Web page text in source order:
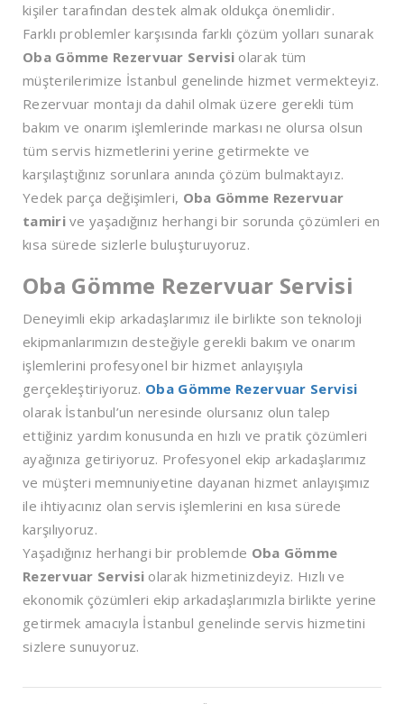
kişiler tarafından destek almak oldukça önemlidir.
Farklı problemler karşısında farklı çözüm yolları sunarak
Oba Gömme Rezervuar Servisi olarak tüm
müşterilerimize İstanbul genelinde hizmet vermekteyiz.
Rezervuar montajı da dahil olmak üzere gerekli tüm
bakım ve onarım işlemlerinde markası ne olursa olsun
tüm servis hizmetlerini yerine getirmekte ve
karşılaştığınız sorunlara anında çözüm bulmaktayız.
Yedek parça değişimleri, Oba Gömme Rezervuar
tamirive yaşadığınız herhangi bir sorunda çözümleri en
kısa sürede sizlerle buluşturuyoruz.
Oba Gömme Rezervuar Servisi
Deneyimli ekip arkadaşlarımız ile birlikte son teknoloji
ekipmanlarımızın desteğiyle gerekli bakım ve onarım
işlemlerini profesyonel bir hizmet anlayışıyla
gerçekleştiriyoruz. Oba Gömme Rezervuar Servisi
olarak İstanbul’un neresinde olursanız olun talep
ettiğiniz yardım konusunda en hızlı ve pratik çözümleri
ayağınıza getiriyoruz. Profesyonel ekip arkadaşlarımız
ve müşteri memnuniyetine dayanan hizmet anlayışımız
ile ihtiyacınız olan servis işlemlerini en kısa sürede
karşılıyoruz.
Yaşadığınız herhangi bir problemde Oba Gömme
Rezervuar Servisi olarak hizmetinizdeyiz. Hızlı ve
ekonomik çözümleri ekip arkadaşlarımızla birlikte yerine
getirmek amacıyla İstanbul genelinde servis hizmetini
sizlere sunuyoruz.